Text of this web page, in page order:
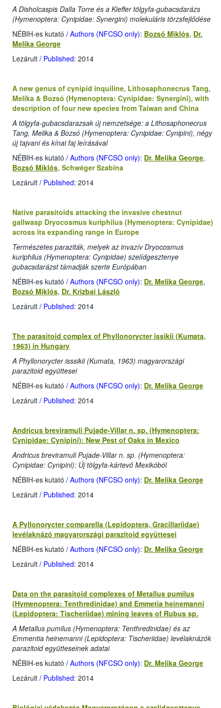
A Disholcaspis Dalla Torre és a Kieffer tölgyfa-gubacsdarázs
(Hymenoptera: Cynipidae: Synergini) molekuláris törzsfejlődése
NÉBIH-es kutató / Authors (NFCSO only): Bozsó Miklós, Dr.
Melika George
Lezárult / Published: 2014
A new genus of cynipid inquiline, Lithosaphonecrus Tang,
Melika & Bozsó (Hymenoptera: Cynipidae: Synergini), with
description of four new species from Taiwan and China
A tölgyfa-gubacsdarazsak új nemzetsége: a Lithosaphonecrus
Tang, Melika & Bozsó (Hymenoptera: Cynipidae: Cynipini), négy
új tajvani és kínai faj leírásával
NÉBIH-es kutató / Authors (NFCSO only): Dr. Melika George,
Bozsó Miklós, Schwéger Szabina
Lezárult / Published: 2014
Native parasitoids attacking the invasive chestnut
gallwasp Dryocosmus kuriphilus (Hymenoptera: Cynipidae)
across its expanding range in Europe
Természetes paraziták, melyek az invazív Dryocosmus
kuriphilus (Hymenoptera: Cynipidae) szelídgesztenye
gubacsdarázst támadják szerte Európában
NÉBIH-es kutató / Authors (NFCSO only): Dr. Melika George,
Bozsó Miklós, Dr. Krizbai László
Lezárult / Published: 2014
The parasitoid complex of Phyllonorycter issikii (Kumata,
1963) in Hungary
A Phyllonorycter isssikii (Kumata, 1963) magyarországi
parazitoid együttesei
NÉBIH-es kutató / Authors (NFCSO only): Dr. Melika George
Lezárult / Published: 2014
Andricus breviramuli Pujade-Villar n. sp. (Hymenoptera:
Cynipidae: Cynipini): New Pest of Oaks in Mexico
Andricus breviramuli Pujade-Villar n. sp. (Hymenoptera:
Cynipidae: Cynipini): Új tölgyfa-kártevő Mexikóból
NÉBIH-es kutató / Authors (NFCSO only): Dr. Melika George
Lezárult / Published: 2014
A Pyllonorycter comparella (Lepidoptera, Gracillariidae)
levélaknázó magyarországi parazitoid együttesei
NÉBIH-es kutató / Authors (NFCSO only): Dr. Melika George
Lezárult / Published: 2014
Data on the parasitoid complexes of Metallus pumilus
(Hymenoptera: Tenthredinidae) and Emmetia heinemanni
(Lepidoptera: Tischeriidae) mining leaves of Rubus sp.
A Metallus pumilus (Hymenoptera: Tenthredinidae) és az
Emmentia heinemanni (Lepidoptera: Tischeriidae) levélaknázók
parazitoid együtteseinek adatai
NÉBIH-es kutató / Authors (NFCSO only): Dr. Melika George
Lezárult / Published: 2014